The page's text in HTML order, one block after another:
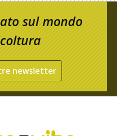
sul mondo
newsletter